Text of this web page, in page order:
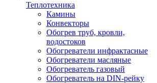
Теплотехника
Камины
Конвекторы
Обогрев труб, кровли,
водостоков
Обогреватели инфрактасные
Обогреватели масляные
Обогреватель газовый
Обогреватель на DIN-рейку